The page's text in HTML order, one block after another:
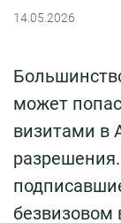
14.05.2026
может
визитами в
безвизовом